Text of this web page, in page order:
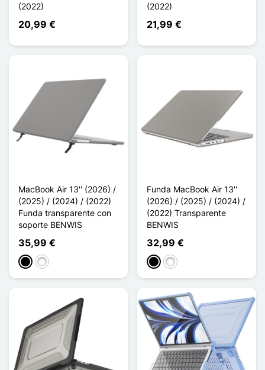
(2022)
20,99 €
(2022)
21,99 €
MacBook Air 13'' (2026) /
(2025) / (2024) / (2022)
Funda transparente con
soporte BENWIS
35,99 €
NegroBlanco
Funda MacBook Air 13''
(2026) / (2025) / (2024) /
(2022) Transparente
BENWIS
32,99 €
NegroBlanco